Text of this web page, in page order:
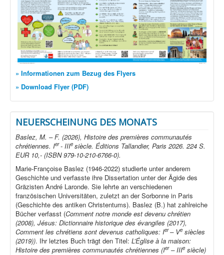
» Informationen zum Bezug des Flyers
» Download Flyer (PDF)
NEUERSCHEINUNG DES MONATS
Baslez, M. – F. (2026), Histoire des premières communautés
chrétiennes. Ier- IIIe siècle. Éditions Tallandier, Paris 2026. 224 S.
EUR 10,- (ISBN 979-10-210-6766-0).
Marie-Françoise Baslez (1946-2022) studierte unter anderem
Geschichte und verfasste ihre Dissertation unter der Ägide des
Gräzisten André Laronde. Sie lehrte an verschiedenen
französischen Universitäten, zuletzt an der Sorbonne in Paris
(Geschichte des antiken Christentums). Baslez (B.) hat zahlreiche
Bücher verfasst (Comment notre monde est devenu chrétien
(2008), Jésus: Dictionnaire historique des évangiles (2017),
Comment les chrétiens sont devenus catholiques: Ier– Ve siècles
(2019)). Ihr letztes Buch trägt den Titel: L’Église à la maison:
Histoire des premières communautés chrétiennes (Ier– IIIe siècle)